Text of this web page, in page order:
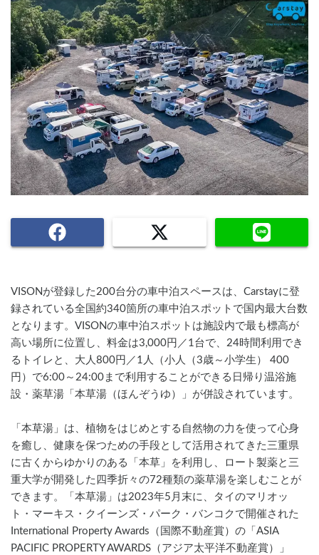
VISONが登録した200台分の車中泊スペースは、Carstayに登
録されている全国約340箇所の車中泊スポットで国内最大台数
となります。VISONの車中泊スポットは施設内で最も標高が
高い場所に位置し、料金は3,000円／1台で、24時間利用でき
るトイレと、大人800円／1人（小人（3歳～小学生） 400
円）で6:00～24:00まで利用することができる日帰り温浴施
設・薬草湯「本草湯（ほんぞうゆ）」が併設されています。
「本草湯」は、植物をはじめとする自然物の力を使って心身
を癒し、健康を保つための手段として活用されてきた三重県
に古くからゆかりのある「本草」を利用し、ロート製薬と三
重大学が開発した四季折々の72種類の薬草湯を楽しむことが
できます。「本草湯」は2023年5月末に、タイのマリオッ
ト・マーキス・クイーンズ・パーク・バンコクで開催された
International Property Awards（国際不動産賞）の「ASIA
PACIFIC PROPERTY AWARDS（アジア太平洋不動産賞）」